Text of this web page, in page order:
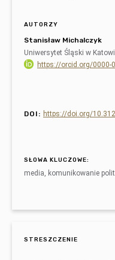
AUTORZY
Stanisław Michalczyk
Uniwersytet Śląski w
https://orcid.org/0000-
DOI: https://doi.org/
SŁOWA KLUCZOWE:
media, komunikowanie
STRESZCZENIE